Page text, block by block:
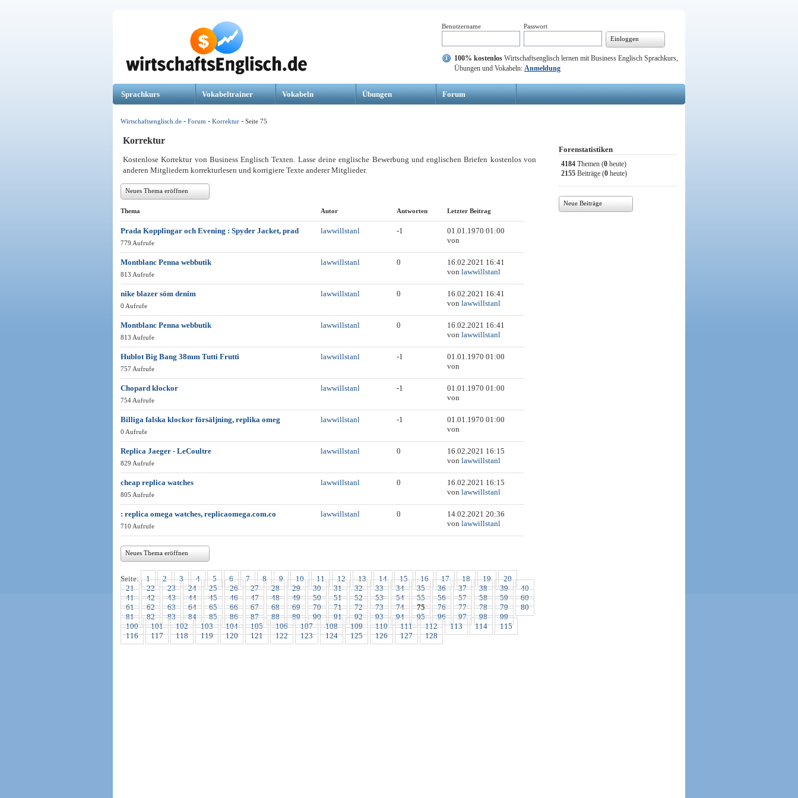
Benutzername
Passwort
Einloggen
100% kostenlos Wirtschaftsenglisch lernen mit Business Englisch Sprachkurs,
Übungen und Vokabeln: Anmeldung
Sprachkurs Vokabeltrainer Vokabeln Übungen Forum
Wirtschaftsenglisch.de - Forum - Korrektur - Seite 75
Korrektur
Kostenlose Korrektur von Business Englisch Texten. Lasse deine englische Bewerbung und englischen Briefen kostenlos von
anderen Mitgliedern korrekturlesen und korrigiere Texte anderer Mitglieder.
Neues Thema eröffnen
Thema Autor Antworten Letzter Beitrag
Prada Kopplingar och Evening : Spyder Jacket, prad
779 Aufrufe
lawwillstanl -1
01.01.1970 01:00
von
Montblanc Penna webbutik
813 Aufrufe
lawwillstanl 0
16.02.2021 16:41
von lawwillstanl
nike blazer söm denim
0 Aufrufe
lawwillstanl 0
16.02.2021 16:41
von lawwillstanl
Montblanc Penna webbutik
813 Aufrufe
lawwillstanl 0
16.02.2021 16:41
von lawwillstanl
Hublot Big Bang 38mm Tutti Frutti
757 Aufrufe
lawwillstanl -1
01.01.1970 01:00
von
Chopard klockor
754 Aufrufe
lawwillstanl -1
01.01.1970 01:00
von
Billiga falska klockor försäljning, replika omeg
0 Aufrufe
lawwillstanl -1
01.01.1970 01:00
von
Replica Jaeger - LeCoultre
829 Aufrufe
lawwillstanl 0
16.02.2021 16:15
von lawwillstanl
cheap replica watches
805 Aufrufe
lawwillstanl 0
16.02.2021 16:15
von lawwillstanl
: replica omega watches, replicaomega.com.co
710 Aufrufe
lawwillstanl 0
14.02.2021 20:36
von lawwillstanl
Neues Thema eröffnen
Seite: 1 2 3 4 5 6 7 8 9 10 11 12 13 14 15 16 17 18 19
20
21
22 23 24 25 26 27 28 29 30 31 32 33 34 35 36 37 38 39
40
41
42 43 44 45 46 47 48 49 50 51 52 53 54 55 56 57 58 59
60
61
62 63 64 65 66 67 68 69 70 71 72 73 74 75 76 77 78 79
80
81
82 83 84 85 86 87 88 89 90 91 92 93 94 95 96 97 98
99
100
101 102 103 104 105 106 107 108 109 110 111 112 113 114
115
116
117 118 119 120 121 122 123 124 125 126 127 128
Forenstatistiken
4184 Themen (0 heute)
2155 Beiträge (0 heute)
Neue Beiträge